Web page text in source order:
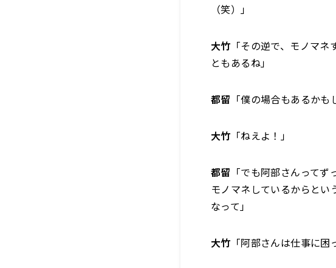
（笑）」
大竹 「その逆で、モノマ
ともあるね」
都留 「僕の場合もあるかも
大竹 「ねえよ！」
都留 「でも阿部さんって
モノマネしているからと
なって」
大竹 「阿部さんは仕事に